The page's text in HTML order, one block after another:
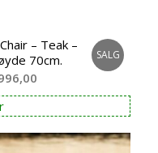
– Teak –
70cm.
pris
er:
kr 23.996,00.
SALG